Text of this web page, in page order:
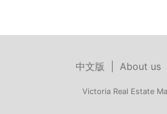
中文版 About us
Victoria Real Estate